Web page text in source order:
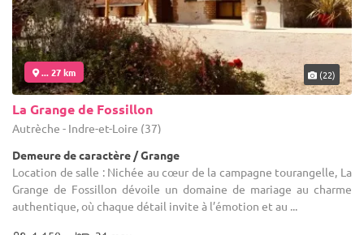
... 27 km (22)
La Grange de Fossillon
Autrèche - Indre-et-Loire (37)
Demeure de caractère / Grange
Location de salle : Nichée au cœur de la campagne tourangelle, La
Grange de Fossillon dévoile un domaine de mariage au charme
authentique, où chaque détail invite à l’émotion et au ...